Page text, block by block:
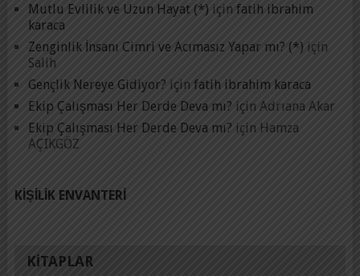
Mutlu Evlilik ve Uzun Hayat (*) için fatih ibrahim
karaca
Zenginlik İnsanı Cimri ve Acımasız Yapar mı? (*) için
Salih
Gençlik Nereye Gidiyor? için fatih ibrahim karaca
Ekip Çalışması Her Derde Deva mı? için Adrıana Akar
Ekip Çalışması Her Derde Deva mı? için Hamza
AÇIKGÖZ
KIŞILIK ENVANTERI
KITAPLAR